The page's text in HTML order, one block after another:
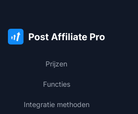
Prijzen
Functies
Integratie methoden